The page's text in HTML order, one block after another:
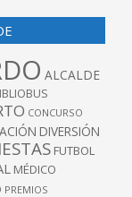
ALCALDE
CONCURSO
DIVERSIÓN
FUTBOL
MÉDICO
PREMIOS